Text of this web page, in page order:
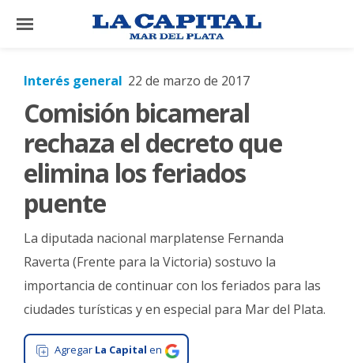
×
El
Mundo
La
Cultura
Tecnología
Gastronomía
Salud
Interés general 22 de marzo de 2017
Comisión bicameral
rechaza el decreto que
elimina los feriados
puente
La diputada nacional marplatense Fernanda
Raverta (Frente para la Victoria) sostuvo la
importancia de continuar con los feriados para las
ciudades turísticas y en especial para Mar del Plata.
Agregar La Capital en